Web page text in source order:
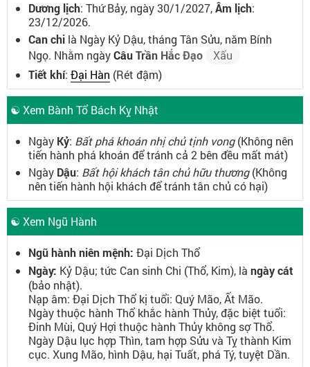
Dương lịch: Thứ Bảy, ngày 30/1/2027,Âm lịch:
23/12/2026.
Can chi là Ngày Kỷ Dậu, tháng Tân Sửu, năm Bính
Ngọ. Nhằm ngàyCâu Trần Hắc Đạo
Xấu
Tiết khí: Đại Hàn (Rét đậm)
☯ Xem Bành Tổ Bách Kỵ Nhật
Ngày Kỷ: Bất phá khoán nhị chủ tịnh vong(Không nên
tiến hành phá khoán để tránh cả 2 bên đều mất mát)
Ngày Dậu: Bất hội khách tân chủ hữu thương(Không
nên tiến hành hội khách để tránh tân chủ có hại)
☯ Xem Ngũ Hành
Ngũ hành niên mệnh: Đại Dịch Thổ
Ngày: Kỷ Dậu; tức Can sinh Chi (Thổ, Kim), là ngày cát
(bảo nhật).
Nạp âm: Đại Dịch Thổ kị tuổi: Quý Mão, Ất Mão.
Ngày thuộc hành Thổ khắc hành Thủy, đặc biệt tuổi:
Đinh Mùi, Quý Hợi thuộc hành Thủy không sợ Thổ.
Ngày Dậu lục hợp Thìn, tam hợp Sửu và Tỵ thành Kim
cục. Xung Mão, hình Dậu, hại Tuất, phá Tý, tuyệt Dần.